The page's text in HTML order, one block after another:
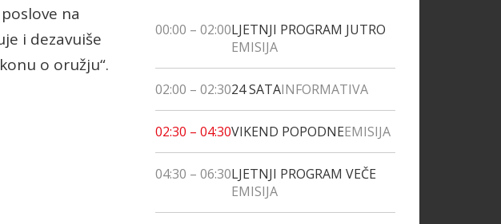
na
i dezavuiše
o oružju“.
00:00 – 02:00LJETNJI PROGRAM JUTRO
EMISIJA
02:00 – 02:3024 SATAINFORMATIVA
02:30 – 04:30VIKEND POPODNEEMISIJA
04:30 – 06:30LJETNJI PROGRAM VEČE
EMISIJA